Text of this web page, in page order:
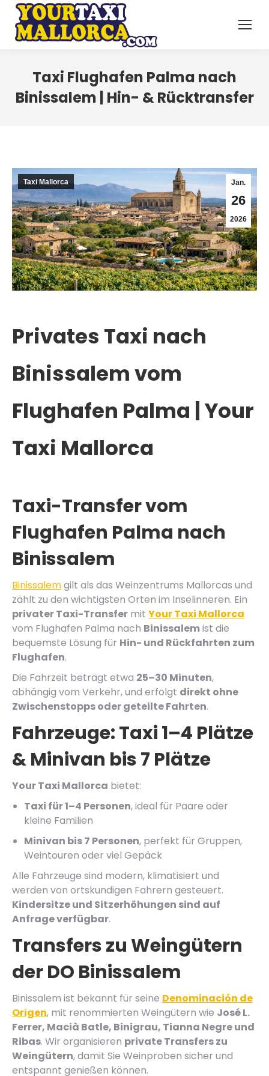
Taxi Flughafen Palma nach
Binissalem | Hin- & Rücktransfer
Jan.
26
2026
Taxi Mallorca
Privates Taxi nach
Binissalem vom
Flughafen Palma |Your
Taxi Mallorca
Taxi-Transfer vom
Flughafen Palma nach
Binissalem
Binissalemgilt als das Weinzentrums Mallorcas und
zählt zu den wichtigsten Orten im Inselinneren. Ein
privater Taxi-Transfer mit Your Taxi Mallorca
vom Flughafen Palma nach Binissalemist die
bequemste Lösung für Hin- und Rückfahrten zum
Flughafen.
Die Fahrzeit beträgt etwa 25–30 Minuten,
abhängig vom Verkehr, und erfolgt direkt ohne
Zwischenstopps oder geteilte Fahrten.
Fahrzeuge: Taxi 1–4 Plätze
& Minivan bis 7 Plätze
Your Taxi Mallorca bietet:
Taxi für 1–4 Personen, ideal für Paare oder
kleine Familien
Minivan bis 7 Personen, perfekt für Gruppen,
Weintouren oder viel Gepäck
Alle Fahrzeuge sind modern, klimatisiert und
werden von ortskundigen Fahrern gesteuert.
Kindersitze und Sitzerhöhungen sind auf
Anfrage verfügbar.
Transfers zu Weingütern
derDO Binissalem
Binissalem ist bekannt für seine Denominación de
Origen, mit renommierten Weingütern wie José L.
Ferrer, Macià Batle, Binigrau, Tianna Negre und
Ribas. Wir organisieren private Transfers zu
Weingütern, damit Sie Weinproben sicher und
entspannt genießen können.